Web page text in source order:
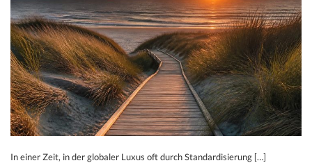
In einer Zeit, in der globaler Luxus oft durch Standardisierung […]